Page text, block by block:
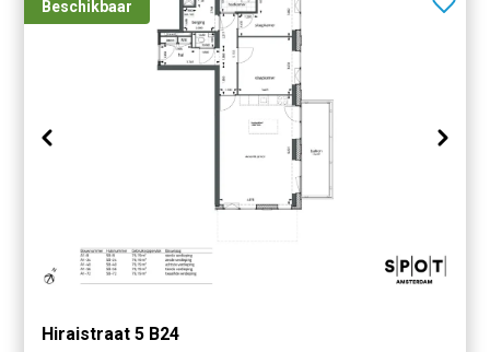
Beschikbaar
Hiraistraat 5 B24